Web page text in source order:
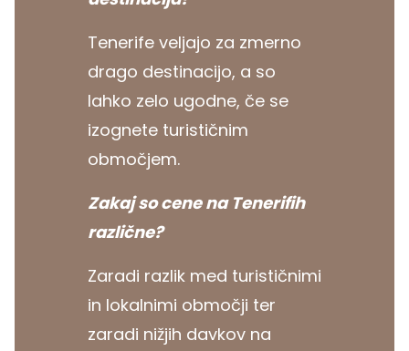
Tenerife veljajo za zmerno
drago destinacijo, a so
lahko zelo ugodne, če se
izognete turističnim
območjem.
Zakaj so cene na Tenerifih
različne?
Zaradi razlik med turističnimi
in lokalnimi območji ter
zaradi nižjih davkov na